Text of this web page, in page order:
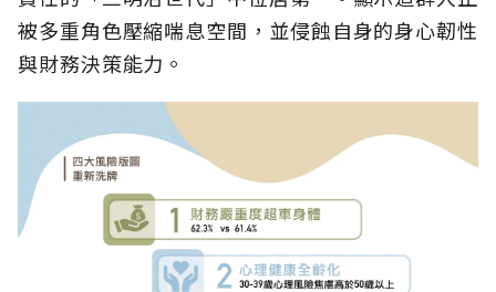
被多重角色壓縮喘息空間，並侵蝕自身的身心韌性
與財務決策能力。